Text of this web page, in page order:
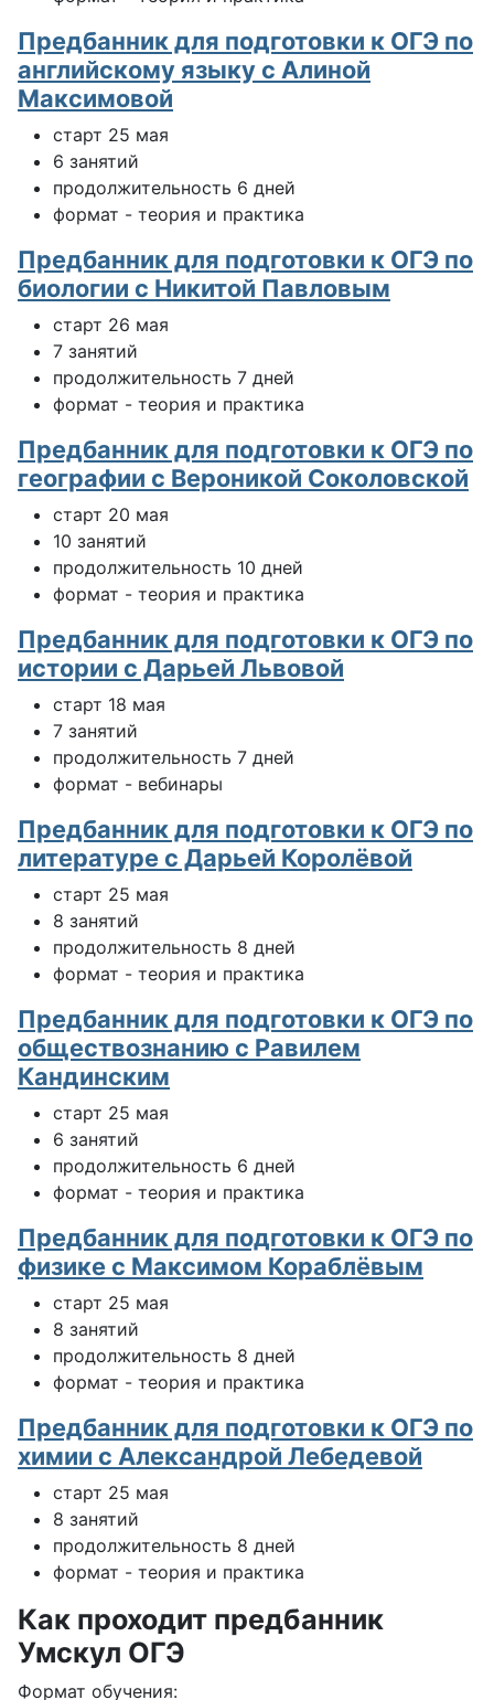
Предбанник для подготовки к ОГЭ по
английскому языку с Алиной
Максимовой
старт 25 мая
6 занятий
продолжительность 6 дней
формат - теория и практика
Предбанник для подготовки к ОГЭ по
биологии с Никитой Павловым
старт 26 мая
7 занятий
продолжительность 7 дней
формат - теория и практика
Предбанник для подготовки к ОГЭ по
географии с Вероникой Соколовской
старт 20 мая
10 занятий
продолжительность 10 дней
формат - теория и практика
Предбанник для подготовки к ОГЭ по
истории с Дарьей Львовой
старт 18 мая
7 занятий
продолжительность 7 дней
формат - вебинары
Предбанник для подготовки к ОГЭ по
литературе с Дарьей Королёвой
старт 25 мая
8 занятий
продолжительность 8 дней
формат - теория и практика
Предбанник для подготовки к ОГЭ по
обществознанию с Равилем
Кандинским
старт 25 мая
6 занятий
продолжительность 6 дней
формат - теория и практика
Предбанник для подготовки к ОГЭ по
физике с Максимом Кораблёвым
старт 25 мая
8 занятий
продолжительность 8 дней
формат - теория и практика
Предбанник для подготовки к ОГЭ по
химии с Александрой Лебедевой
старт 25 мая
8 занятий
продолжительность 8 дней
формат - теория и практика
Как проходит предбанник
Умскул ОГЭ
Формат обучения: